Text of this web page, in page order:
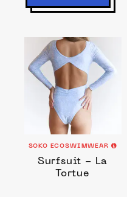
SOKO ECOSWIMWEAR
Surfsuit - La
Tortue